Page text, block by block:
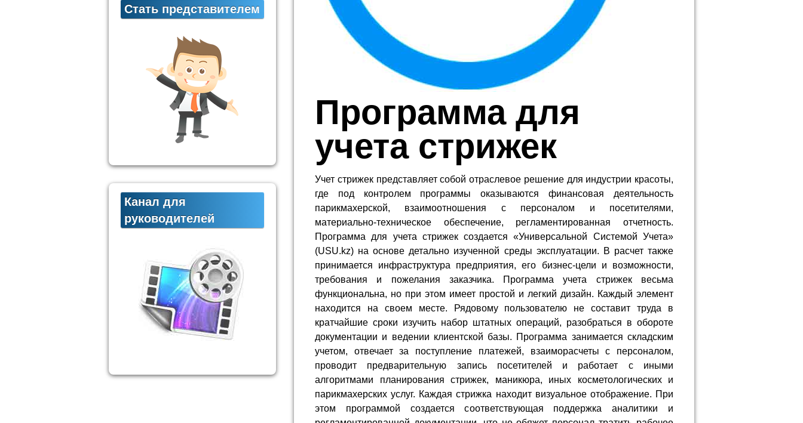
Программа для
учета стрижек
Учет стрижек представляет собой отраслевое решение для индустрии красоты,
где под контролем программы оказываются финансовая деятельность
парикмахерской, взаимоотношения с персоналом и посетителями,
материально-техническое обеспечение, регламентированная отчетность.
Программа для учета стрижек создается «Универсальной Системой Учета»
(USU.kz) на основе детально изученной среды эксплуатации. В расчет также
принимается инфраструктура предприятия, его бизнес-цели и возможности,
требования и пожелания заказчика. Программа учета стрижек весьма
функциональна, но при этом имеет простой и легкий дизайн. Каждый элемент
находится на своем месте. Рядовому пользователю не составит труда в
кратчайшие сроки изучить набор штатных операций, разобраться в обороте
документации и ведении клиентской базы. Программа занимается складским
учетом, отвечает за поступление платежей, взаиморасчеты с персоналом,
проводит предварительную запись посетителей и работает с иными
алгоритмами планирования стрижек, маникюра, иных косметологических и
парикмахерских услуг. Каждая стрижка находит визуальное отображение. При
этом программой создается соответствующая поддержка аналитики и
Стать представителем
Канал для
руководителей